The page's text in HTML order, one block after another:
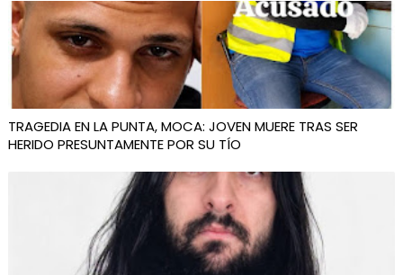
TRAGEDIA EN LA PUNTA, MOCA: JOVEN MUERE TRAS SER
HERIDO PRESUNTAMENTE POR SU TÍO